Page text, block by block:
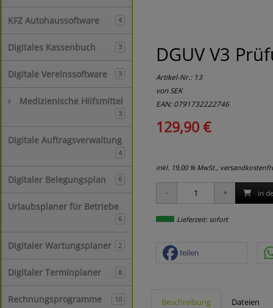
KFZ Autohaussoftware 4
Digitales Kassenbuch 3
Digitale Vereinssoftware 3
› Medizienische Hilfsmittel
3
Digitale Auftragsverwaltung
4
Digitaler Belegungsplan 6
Urlaubsplaner für Betriebe
6
Digitaler Wartungsplaner 2
Digitaler Terminplaner 8
Rechnungsprogramme 10
DGUV V3
Artikel-Nr.: 13
von SEK
EAN: 0791732222746
129,90 €
inkl. 19,00 % MwSt.,
in
Lieferzeit: sofort
teilen
Beschreibung Dateien